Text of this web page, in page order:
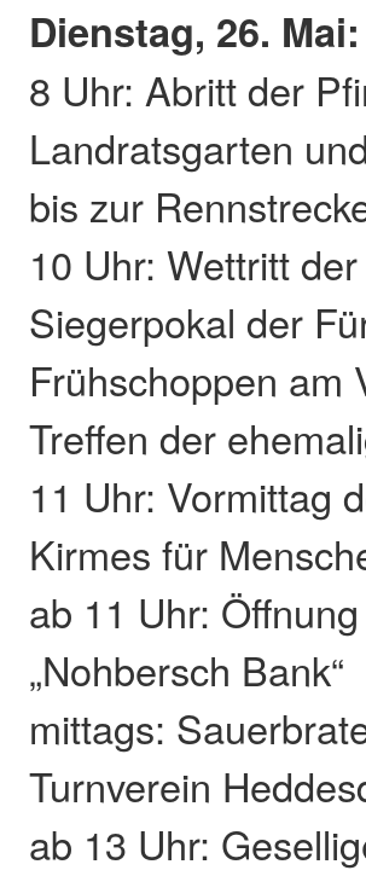
Dienstag, 26. Mai:
8 Uhr: Abritt der
Landratsgarten
bis zur
10 Uhr: Wettritt
Siegerpokal der
Frühschoppen am
Treffen der
11 Uhr: Vormittag
Kirmes für
ab 11 Uhr:
„Nohbersch Bank“
mittags:
Turnverein
ab 13 Uhr: